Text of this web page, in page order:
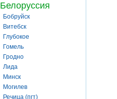
Белоруссия
Бобруйск
Витебск
Глубокое
Гомель
Гродно
Лида
Минск
Могилев
Речица (пгт)